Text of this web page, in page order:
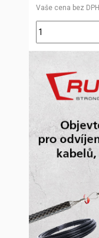
Vaše cena bez DPH